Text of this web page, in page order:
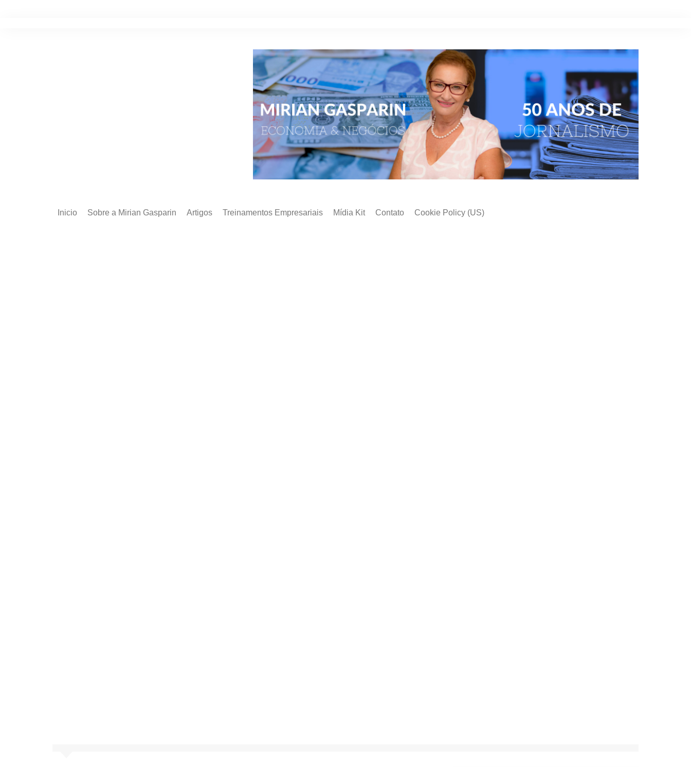
Inicio Sobre a Mirian Gasparin Artigos Treinamentos Empresariais Mídia Kit Contato Cookie Policy (US)